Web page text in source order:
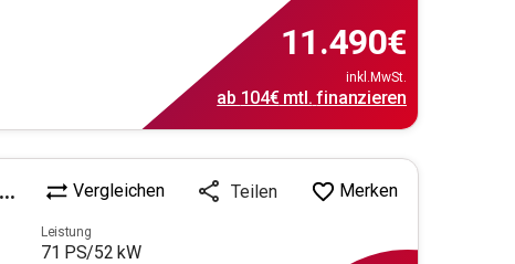
11.490€
inkl.MwSt.
ab 104€mtl. finanzieren
Vergleichen Teilen Merken
Leistung
71 PS/52 kW